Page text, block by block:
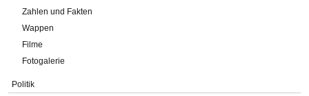
Zahlen und Fakten
Wappen
Filme
Fotogalerie
Politik